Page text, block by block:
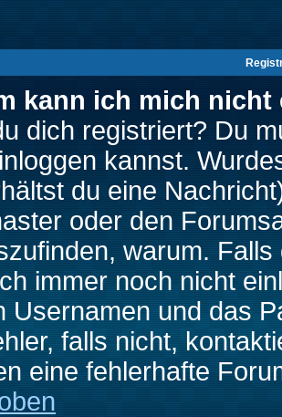
kann ich mich nicht
dich registriert? Du
kannst.
du eine
oder den
warum.
immer noch nicht
Usernamen und das
falls nicht,
eine fehlerhafte